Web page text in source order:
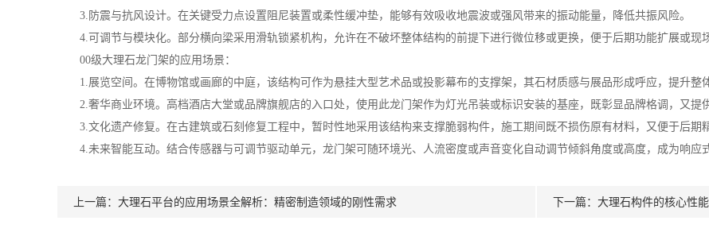
3.防震与抗风设计。在关键受力点设置阻尼装置或柔性缓冲垫，能够有效吸收地震波或强风带来的振动能量，降低共振风险。
4.可调节与模块化。部分横向梁采用滑轨锁紧机构，允许在不破坏整体结构的前提下进行微位移或更换，便于后期功能扩展或现场
00级大理石龙门架的应用场景：
1.展览空间。在博物馆或画廊的中庭，该结构可作为悬挂大型艺术品或投影幕布的支撑架，其石材质感与展品形成呼应，提升整
2.奢华商业环境。高档酒店大堂或品牌旗舰店的入口处，使用此龙门架作为灯光吊装或标识安装的基座，既彰显品牌格调，又提
3.文化遗产修复。在古建筑或石刻修复工程中，暂时性地采用该结构来支撑脆弱构件，施工期间既不损伤原有材料，又便于后期
4.未来智能互动。结合传感器与可调节驱动单元，龙门架可随环境光、人流密度或声音变化自动调节倾斜角度或高度，成为响应
上一篇： 大理石平台的应用场景全解析：精密制造领域的刚性需求 下一篇： 大理石构件的核心性